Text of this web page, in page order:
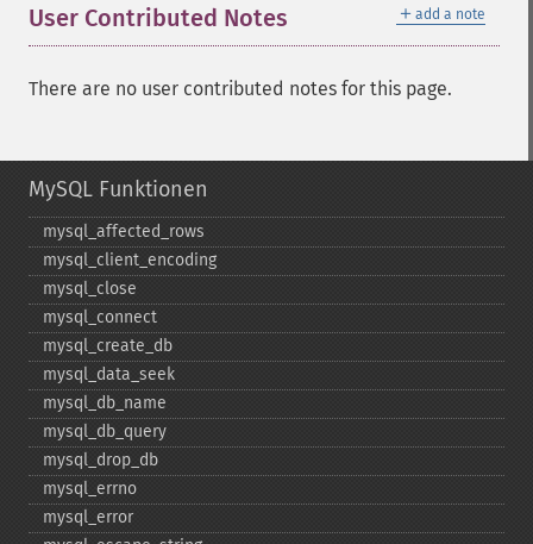
＋ add a note
User Contributed Notes
There are no user contributed notes for this page.
MySQL Funktionen
mysql_​affected_​rows
mysql_​client_​encoding
mysql_​close
mysql_​connect
mysql_​create_​db
mysql_​data_​seek
mysql_​db_​name
mysql_​db_​query
mysql_​drop_​db
mysql_​errno
mysql_​error